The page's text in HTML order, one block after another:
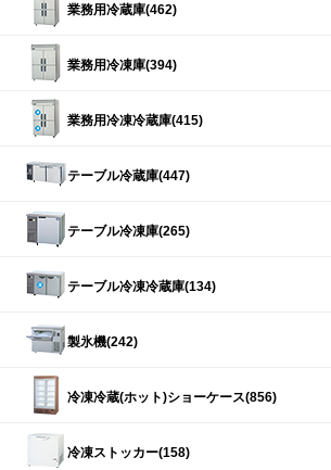
業務用冷蔵庫(462)
業務用冷凍庫(394)
業務用冷凍冷蔵庫(415)
テーブル冷蔵庫(447)
テーブル冷凍庫(265)
テーブル冷凍冷蔵庫(134)
製氷機(242)
冷凍冷蔵(ホット)ショーケース(856)
冷凍ストッカー(158)